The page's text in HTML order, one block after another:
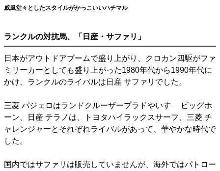
威風堂々としたスタイルがかっこいいハチマル
ランクルの対抗馬、「日産・サファリ」
日本がアウトドアブームで盛り上がり、クロカン四駆がファ
ミリーカーとしても盛り上がった1980年代から1990年代に
かけ、ランクルのライバルは日産 サファリでした。
三菱 パジェロはランドクルーザープラドやいすゞ ビッグホ
ーン、日産 テラノは、トヨタハイラックスサーフ、三菱 チ
ャレンジャーとそれぞれライバルがあって、華やかな時代で
した。
国内ではサファリは販売していませんが、海外ではパトロー